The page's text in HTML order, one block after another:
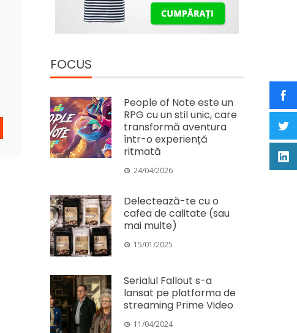
FOCUS
People of Note este un
RPG cu un stil unic, care
transformă aventura
într-o experiență
ritmată
24/04/2026
Delectează-te cu o
cafea de calitate (sau
mai multe)
15/01/2025
Serialul Fallout s-a
lansat pe platforma de
streaming Prime Video
11/04/2024